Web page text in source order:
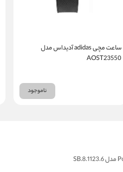
ساعت مچی adidas آدیداس مدل
AOST23550
ناموجود